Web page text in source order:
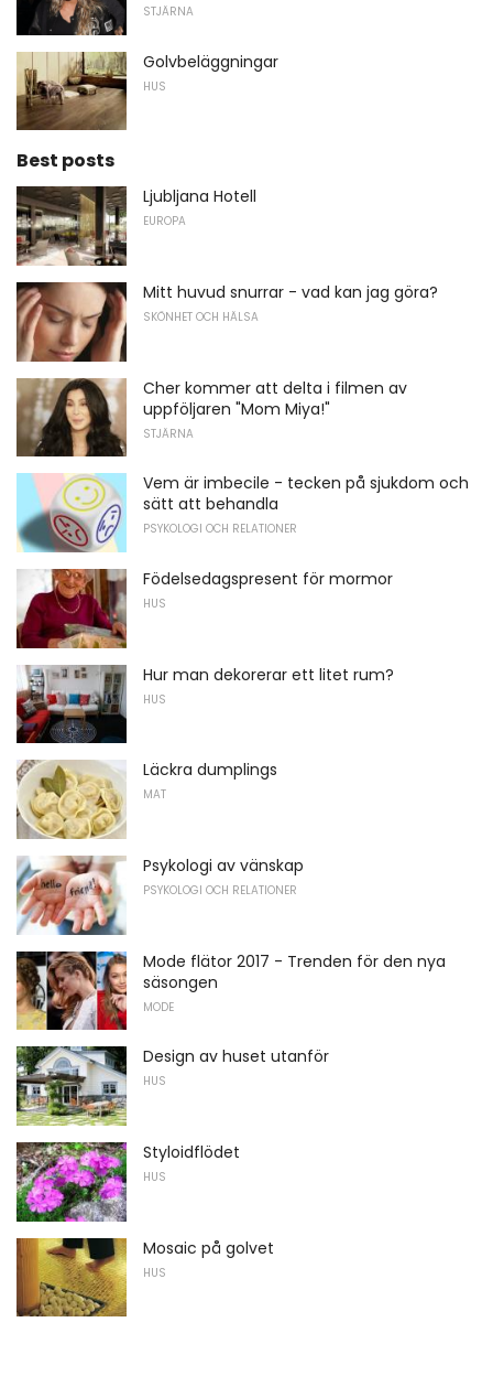
STJÄRNA
Golvbeläggningar
HUS
Best posts
Ljubljana Hotell
EUROPA
Mitt huvud snurrar - vad kan jag göra?
SKÖNHET OCH HÄLSA
Cher kommer att delta i filmen av
uppföljaren "Mom Miya!"
STJÄRNA
Vem är imbecile - tecken på sjukdom och
sätt att behandla
PSYKOLOGI OCH RELATIONER
Födelsedagspresent för mormor
HUS
Hur man dekorerar ett litet rum?
HUS
Läckra dumplings
MAT
Psykologi av vänskap
PSYKOLOGI OCH RELATIONER
Mode flätor 2017 - Trenden för den nya
säsongen
MODE
Design av huset utanför
HUS
Styloidflödet
HUS
Mosaic på golvet
HUS